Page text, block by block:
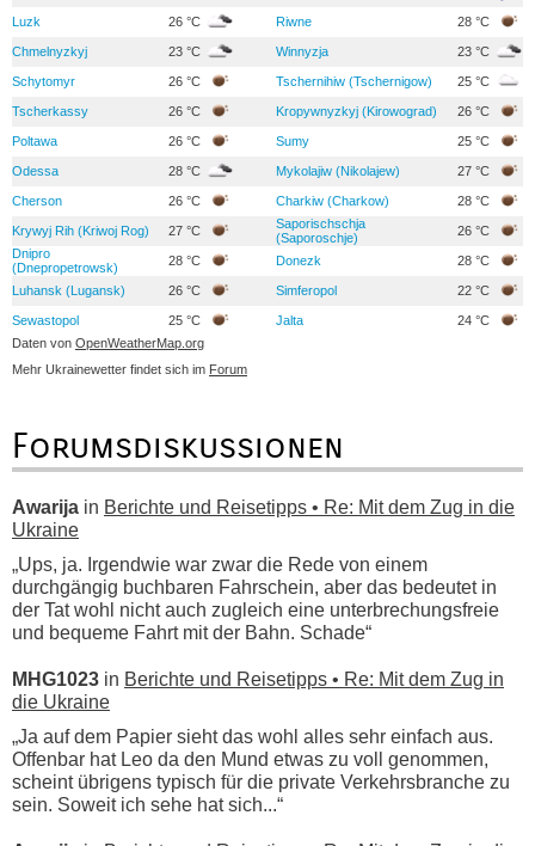
Luzk 26 °C Riwne 28 °C
Chmelnyzkyj 23 °C Winnyzja 23 °C
Schytomyr 26 °C Tschernihiw (Tschernigow) 25 °C
Tscherkassy 26 °C Kropywnyzkyj (Kirowograd) 26 °C
Poltawa 26 °C Sumy 25 °C
Odessa 28 °C Mykolajiw (Nikolajew) 27 °C
Cherson 26 °C Charkiw (Charkow) 28 °C
Krywyj Rih (Kriwoj Rog) 27 °C
Saporischschja
(Saporoschje)
26 °C
Dnipro
(Dnepropetrowsk)
28 °C Donezk 28 °C
Luhansk (Lugansk) 26 °C Simferopol 22 °C
Sewastopol 25 °C Jalta
24 °C
Daten von OpenWeatherMap.org
Mehr Ukrainewetter findet sich im Forum
Forumsdiskussionen
Awarija in Berichte und Reisetipps • Re: Mit dem Zug in die
Ukraine
„Ups, ja. Irgendwie war zwar die Rede von einem
durchgängig buchbaren Fahrschein, aber das bedeutet in
der Tat wohl nicht auch zugleich eine unterbrechungsfreie
und bequeme Fahrt mit der Bahn. Schade“
MHG1023 in Berichte und Reisetipps • Re: Mit dem Zug in
die Ukraine
„Ja auf dem Papier sieht das wohl alles sehr einfach aus.
Offenbar hat Leo da den Mund etwas zu voll genommen,
scheint übrigens typisch für die private Verkehrsbranche zu
sein. Soweit ich sehe hat sich...“